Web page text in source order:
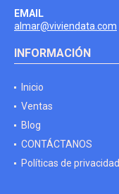
EMAIL
almar@viviendata.com
INFORMACIÓN
Inicio
Ventas
Blog
CONTÁCTANOS
Políticas de privacidad